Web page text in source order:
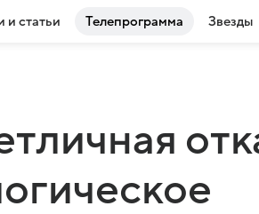
и статьи Телепрограмма Звезды